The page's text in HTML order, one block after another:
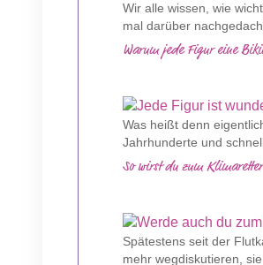
Wir alle wissen, wie
mal darüber
Warum jede Figur eine
Was heißt denn
Jahrhunderte und
So wirst du zum
Spätestens seit der
mehr wegdiskutieren,